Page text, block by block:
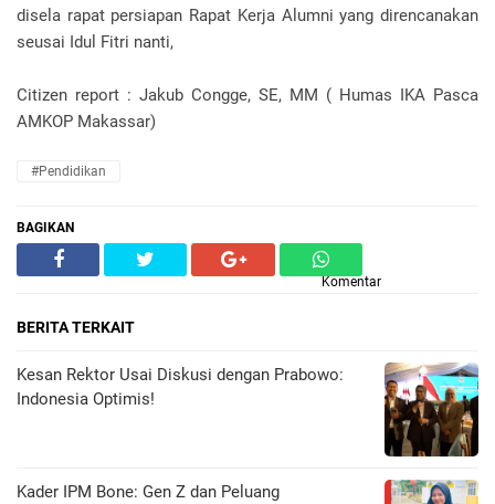
disela rapat persiapan Rapat Kerja Alumni yang direncanakan
seusai Idul Fitri nanti,
Citizen report : Jakub Congge, SE, MM ( Humas IKA Pasca
AMKOP Makassar)
#Pendidikan
BAGIKAN
Komentar
BERITA TERKAIT
Kesan Rektor Usai Diskusi dengan Prabowo:
Indonesia Optimis!
Kader IPM Bone: Gen Z dan Peluang